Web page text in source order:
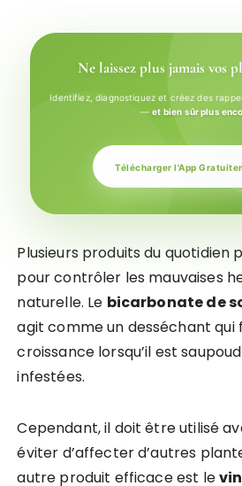
Ne laissez plus jamais vos
Identifiez, diagnostiquez et créez des
—et bien sûr plus
Télécharger l'App
Plusieurs produits du quotidien
pour contrôler les mauvaises
naturelle. Le bicarbonate de
agit comme un desséchant qui
croissance lorsqu’il est
infestées.
Cependant, il doit être utilisé
éviter d’affecter d’autres
autre produit efficace est le